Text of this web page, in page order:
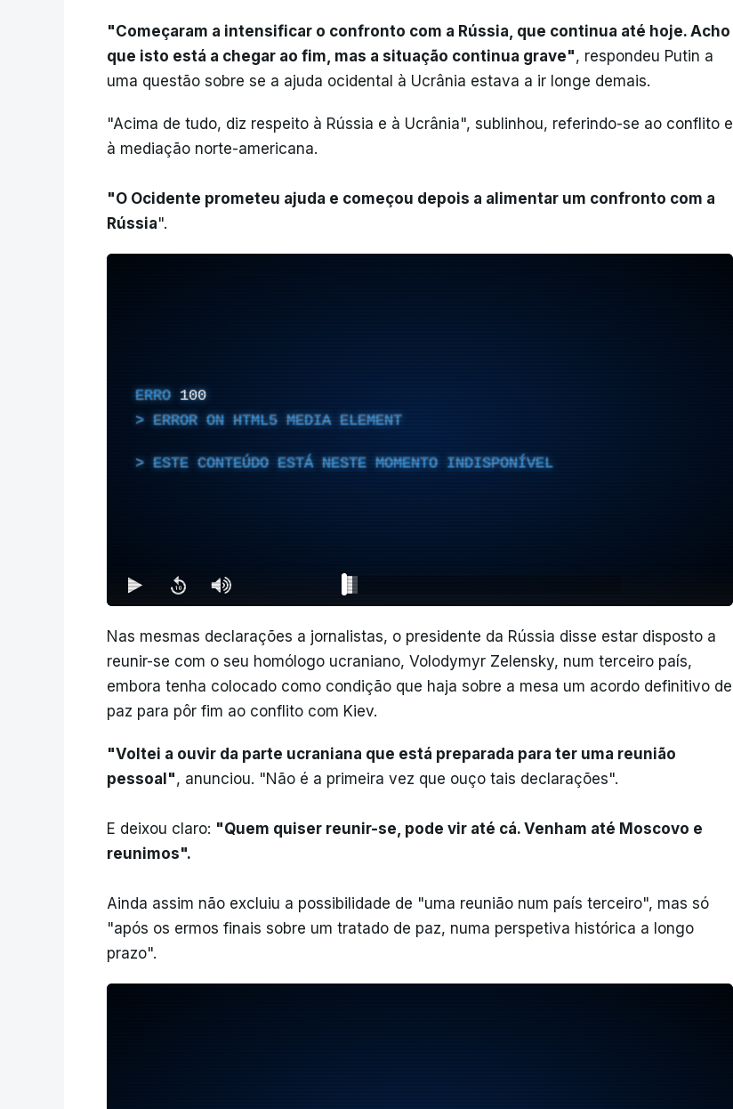
"Começaram a intensificar o confronto com a Rússia, que continua até hoje. Acho
que isto está a chegar ao fim, mas a situação continua grave", respondeu Putin a
uma questão sobre se a ajuda ocidental à Ucrânia estava a ir longe demais.
"Acima de tudo, diz respeito à Rússia e à Ucrânia", sublinhou, referindo-se ao conflito e
à mediação norte-americana.
"O Ocidente prometeu ajuda e começou depois a alimentar um confronto com a
Rússia".
ERRO 100
ERROR ON HTML5 MEDIA ELEMENT
ESTE CONTEÚDO ESTÁ NESTE MOMENTO INDISPONÍVEL
Nas mesmas declarações a jornalistas, o presidente da Rússia disse estar disposto a
reunir-se com o seu homólogo ucraniano, Volodymyr Zelensky, num terceiro país,
embora tenha colocado como condição que haja sobre a mesa um acordo definitivo de
paz para pôr fim ao conflito com Kiev.
"Voltei a ouvir da parte ucraniana que está preparada para ter uma reunião
pessoal", anunciou. "Não é a primeira vez que ouço tais declarações".
E deixou claro: "Quem quiser reunir-se, pode vir até cá. Venham até Moscovo e
reunimos".
Ainda assim não excluiu a possibilidade de "uma reunião num país terceiro", mas só
"após os ermos finais sobre um tratado de paz, numa perspetiva histórica a longo
prazo".